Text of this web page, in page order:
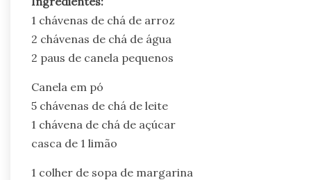
1 chávenas de chá de arroz
2 chávenas de chá de água
2 paus de canela pequenos
Canela em pó
5 chávenas de chá de leite
1 chávena de chá de açúcar
casca de 1 limão
1 colher de sopa de margarina